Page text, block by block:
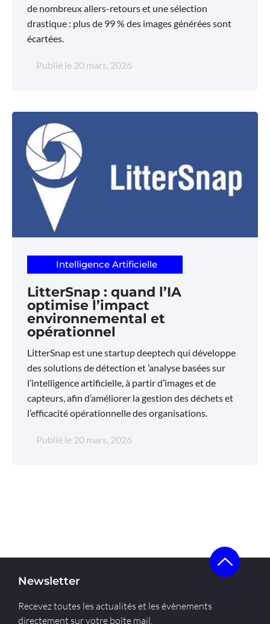
de nombreux allers-retours et une sélection
drastique : plus de 99 % des images générées sont
écartées.
Publié le 20 mars, 2026
Intelligence Artificielle
LitterSnap : quand l’IA
optimise l’impact
environnemental et
opérationnel
LitterSnap est une startup deeptech qui développe
des solutions de détection et ’analyse basées sur
l’intelligence artificielle, à partir d’images et de
capteurs, afin d’améliorer la gestion des déchets et
l’efficacité opérationnelle des organisations.
Publié le 20 mars, 2026
Newsletter
Recevez toutes les actualités et les évènements
directement sur votre boîte mail.